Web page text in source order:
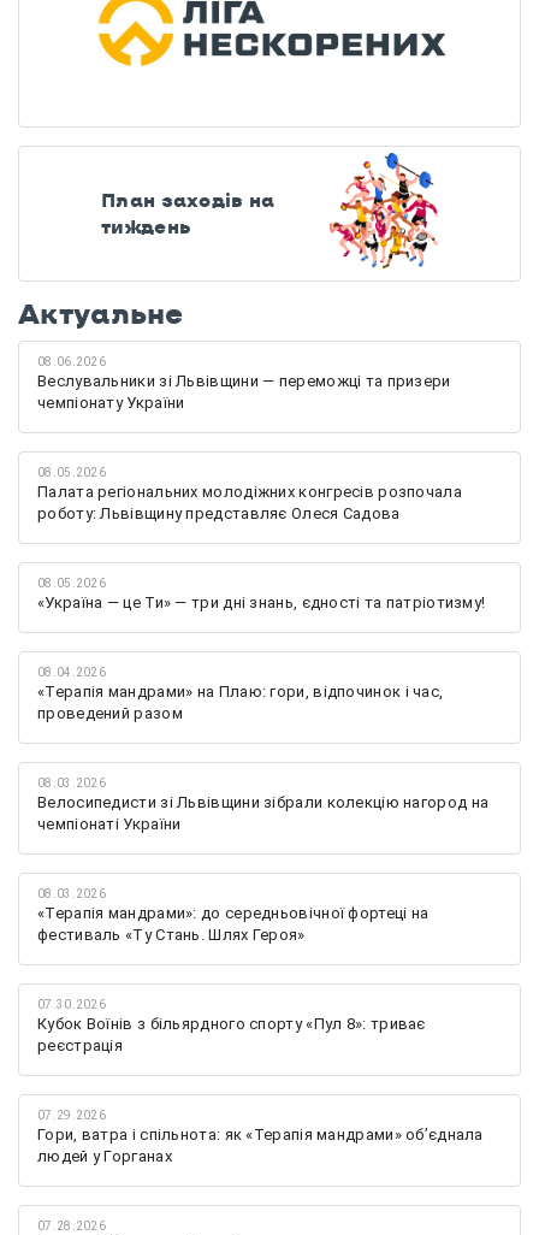
План заходів на
тиждень
Актуальне
08.06.2026
Веслувальники зі Львівщини — переможці та призери
чемпіонату України
08.05.2026
Палата регіональних молодіжних конгресів розпочала
роботу: Львівщину представляє Олеся Садова
08.05.2026
«Україна — це Ти» — три дні знань, єдності та патріотизму!
08.04.2026
«Терапія мандрами» на Плаю: гори, відпочинок і час,
проведений разом
08.03.2026
Велосипедисти зі Львівщини зібрали колекцію нагород на
чемпіонаті України
08.03.2026
«Терапія мандрами»: до середньовічної фортеці на
фестиваль «Ту Стань. Шлях Героя»
07.30.2026
Кубок Воїнів з більярдного спорту «Пул 8»: триває
реєстрація
07.29.2026
Гори, ватра і спільнота: як «Терапія мандрами» об’єднала
людей у Горганах
07.28.2026